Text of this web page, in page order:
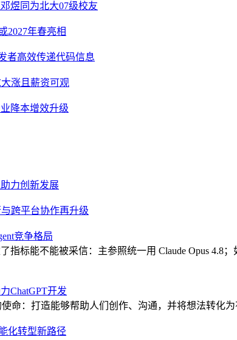
煜同为北大07级校友
2027年春亮相
者高效传递代码信息
涨且薪资可观
降本增效升级
力创新发展
跨平台协作再升级
竞争格局
指标能不能被采信：主参照统一用 Claude Opus
ChatGPT开发
命：打造能够帮助人们创作、沟通，并将想法转化
化转型新路径